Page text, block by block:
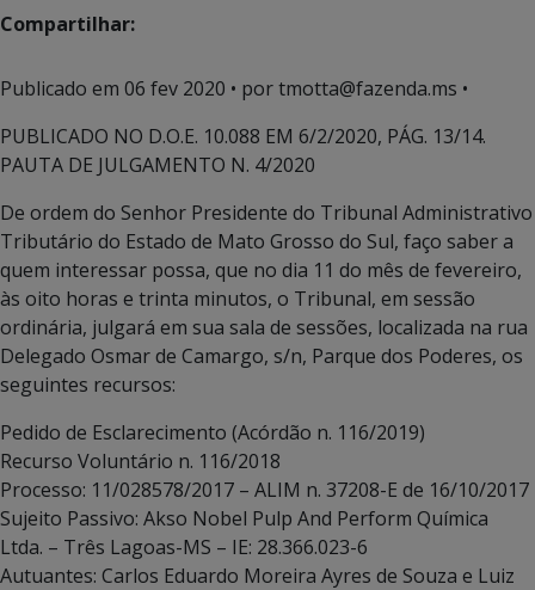
Compartilhar:
Publicado em 06 fev 2020 • por tmotta@fazenda.ms •
PUBLICADO NO D.O.E. 10.088 EM 6/2/2020, PÁG. 13/14.
PAUTA DE JULGAMENTO N. 4/2020
De ordem do Senhor Presidente do Tribunal Administrativo
Tributário do Estado de Mato Grosso do Sul, faço saber a
quem interessar possa, que no dia 11 do mês de fevereiro,
às oito horas e trinta minutos, o Tribunal, em sessão
ordinária, julgará em sua sala de sessões, localizada na rua
Delegado Osmar de Camargo, s/n, Parque dos Poderes, os
seguintes recursos:
Pedido de Esclarecimento (Acórdão n. 116/2019)
Recurso Voluntário n. 116/2018
Processo: 11/028578/2017 – ALIM n. 37208-E de 16/10/2017
Sujeito Passivo: Akso Nobel Pulp And Perform Química
Ltda. – Três Lagoas-MS – IE: 28.366.023-6
Autuantes: Carlos Eduardo Moreira Ayres de Souza e Luiz